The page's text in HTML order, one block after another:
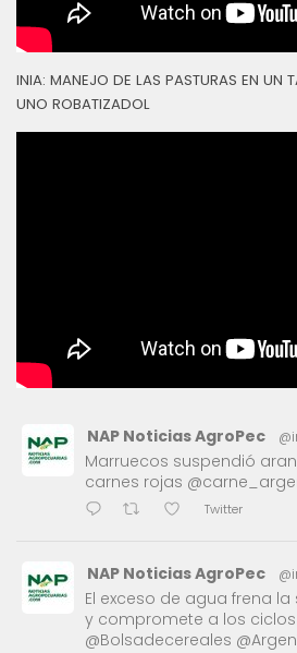
INIA: MANEJO DE LAS PASTURAS EN UN
UNO ROBATIZADOL
NAP Noticias AgroPec
Marruecos suspendió
carnes rojas
Twitter
NAP Noticias AgroPec
El exceso de agua frena
y compromete a los
@Bolsadecereales